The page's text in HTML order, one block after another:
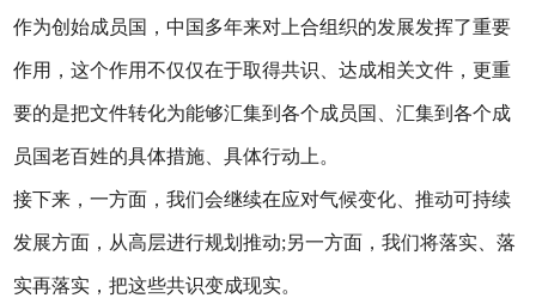
作为创始成员国，中国多年来对上合组织的发展发挥了重要
作用，这个作用不仅仅在于取得共识、达成相关文件，更重
要的是把文件转化为能够汇集到各个成员国、汇集到各个成
员国老百姓的具体措施、具体行动上。
接下来，一方面，我们会继续在应对气候变化、推动可持续
发展方面，从高层进行规划推动;另一方面，我们将落实、落
实再落实，把这些共识变成现实。